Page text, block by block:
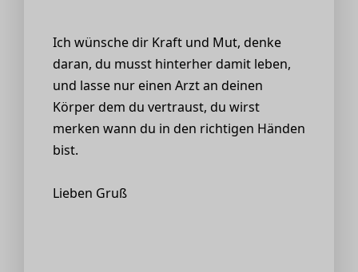
Ich wünsche dir Kraft und Mut, denke
daran, du musst hinterher damit leben,
und lasse nur einen Arzt an deinen
Körper dem du vertraust, du wirst
merken wann du in den richtigen Händen
bist.
Lieben Gruß